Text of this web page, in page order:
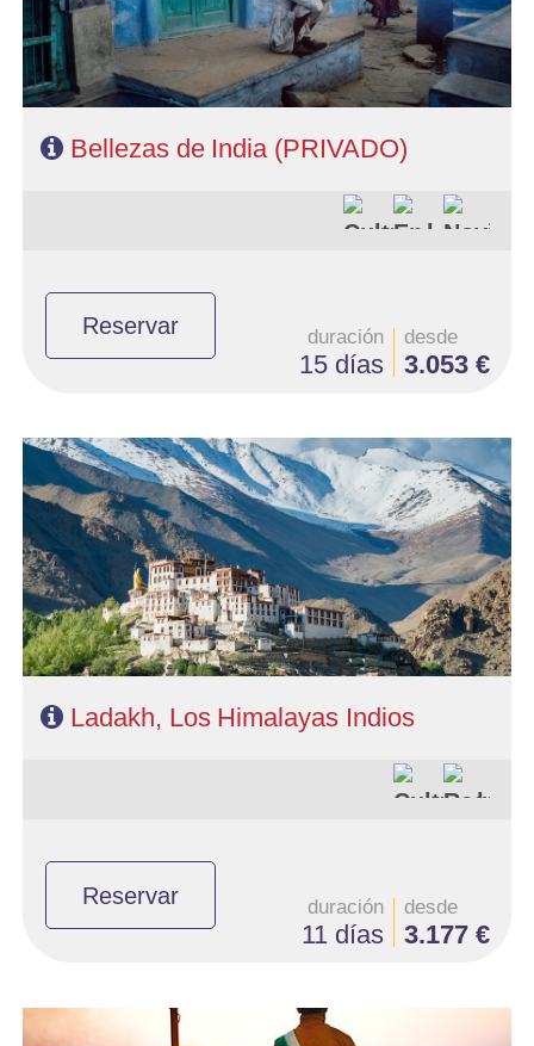
Bellezas de India (PRIVADO)
Reservar duración
15 días
desde
3.053 €
- Salidas: Diarias
- Ruta: 2 noches Delhi, 2 Leh, 2 Valle de Nubra, 1 Lago Pangong, 1
Leh y 1 Delhi
- Categoría hotelera: Única
- Régimen: Media pensión
- A destacar: Se necesita visado.
Ladakh, Los Himalayas Indios
Reservar duración
11 días
desde
3.177 €
- Salidas: Sábados